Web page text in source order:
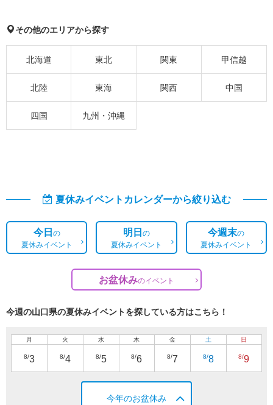
その他のエリアから探す
北海道 東北 関東 甲信越
北陸 東海 関西 中国
四国 九州・沖縄
夏休みイベントカレンダーから絞り込む
今日の
夏休みイベント
明日の
夏休みイベント
今週末の
夏休みイベント
お盆休みのイベント
今週の山口県の夏休みイベントを探している方はこちら！
月
8/3
火
8/4
水
8/5
木
8/6
金
8/7
土
8/8
日
8/9
今年のお盆休み